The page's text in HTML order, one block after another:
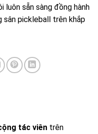
sẵn sàng đồng hành
sân pickleball trên khắp
tác viên trên